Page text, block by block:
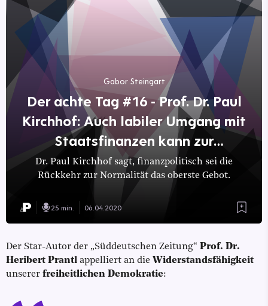
Gabor Steingart
Der achte Tag #16 - Prof. Dr. Paul
Kirchhof: Auch labiler Umgang mit
Staatsfinanzen kann zur
Pandemie werden
Dr. Paul Kirchhof sagt, finanzpolitisch sei die
Rückkehr zur Normalität das oberste Gebot.
25 min. 06.04.2020
Der Star-Autor der „Süddeutschen Zeitung“ Prof. Dr.
Heribert Prantl appelliert an die Widerstandsfähigkeit
unserer freiheitlichen Demokratie: